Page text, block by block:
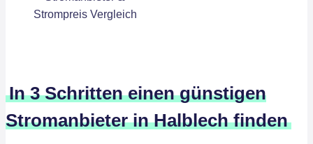
In 3 Schritten einen günstigen
Stromanbieter in Halblech finden